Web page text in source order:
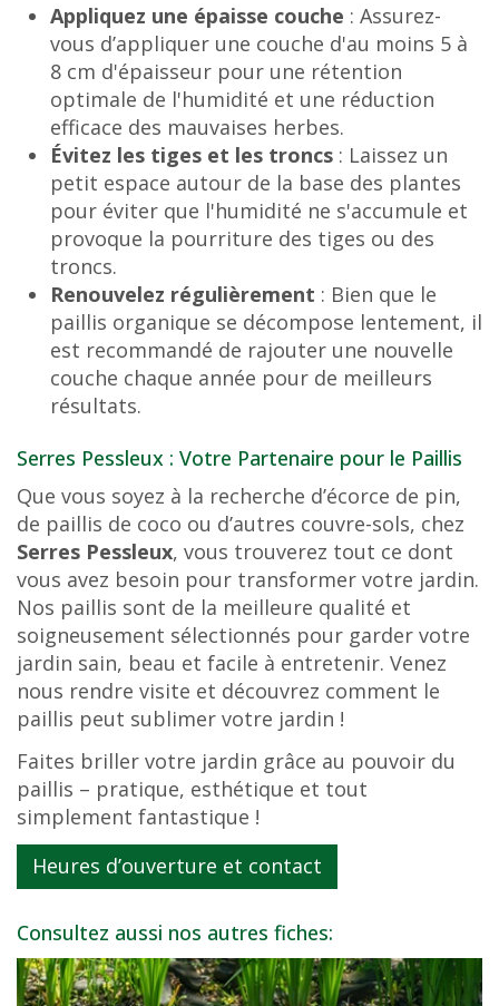
Appliquez une épaisse couche : Assurez-
vous d’appliquer une couche d'au moins 5 à
8 cm d'épaisseur pour une rétention
optimale de l'humidité et une réduction
efficace des mauvaises herbes.
Évitez les tiges et les troncs : Laissez un
petit espace autour de la base des plantes
pour éviter que l'humidité ne s'accumule et
provoque la pourriture des tiges ou des
troncs.
Renouvelez régulièrement : Bien que le
paillis organique se décompose lentement, il
est recommandé de rajouter une nouvelle
couche chaque année pour de meilleurs
résultats.
Serres Pessleux : Votre Partenaire pour le Paillis
Que vous soyez à la recherche d’écorce de pin,
de paillis de coco ou d’autres couvre-sols, chez
Serres Pessleux, vous trouverez tout ce dont
vous avez besoin pour transformer votre jardin.
Nos paillis sont de la meilleure qualité et
soigneusement sélectionnés pour garder votre
jardin sain, beau et facile à entretenir. Venez
nous rendre visite et découvrez comment le
paillis peut sublimer votre jardin !
Faites briller votre jardin grâce au pouvoir du
paillis – pratique, esthétique et tout
simplement fantastique !
Heures d’ouverture et contact
Consultez aussi nos autres fiches: